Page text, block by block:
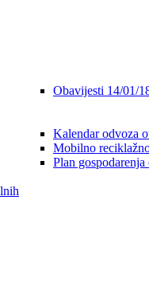
Obavijesti 14/01/
Kalendar odvoza
Mobilno
Plan gospodarenja